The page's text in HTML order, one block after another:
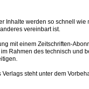
Inhalte werden so schnell
vereinbart ist.
mit einem Zeitschriften-
Rahmen des technisch und
steht unter dem